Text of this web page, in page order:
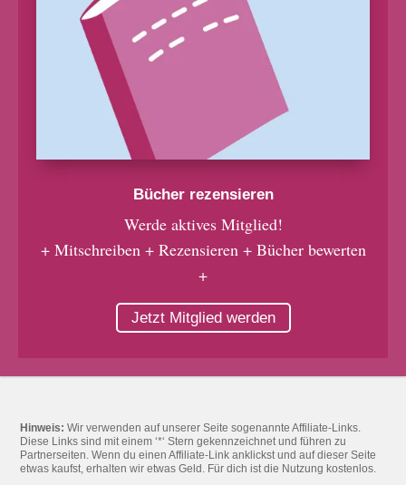
Bücher rezensieren
Werde aktives Mitglied!
+ Mitschreiben + Rezensieren + Bücher bewerten
+
Jetzt Mitglied werden
Hinweis: Wir verwenden auf unserer Seite sogenannte Affiliate-Links.
Diese Links sind mit einem ‘*‘ Stern gekennzeichnet und führen zu
Partnerseiten. Wenn du einen Affiliate-Link anklickst und auf dieser Seite
etwas kaufst, erhalten wir etwas Geld. Für dich ist die Nutzung kostenlos.